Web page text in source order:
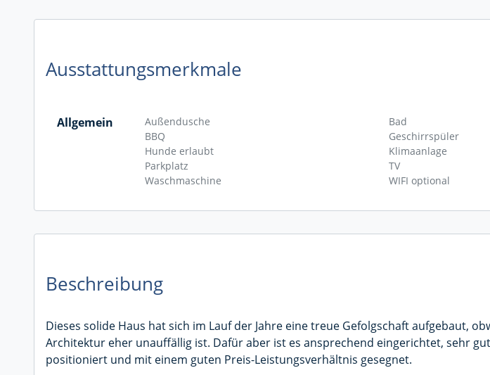
Ausstattungsmerkmale
Allgemein Außendusche
Bad
BBQ
Geschirrspüler
Hunde erlaubt
Klimaanlage
Parkplatz
TV
Waschmaschine
WIFI optional
Beschreibung
Dieses solide Haus hat sich im Lauf der Jahre eine treue Gefolgschaft aufgebaut,
Architektur eher unauffällig ist. Dafür aber ist es ansprechend eingerichtet, sehr
positioniert und mit einem guten Preis-Leistungsverhältnis gesegnet.